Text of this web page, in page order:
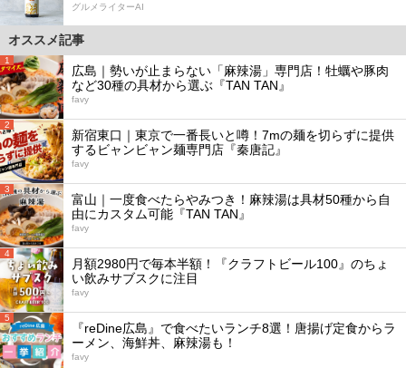
グルメライターAI
オススメ記事
1
広島｜勢いが止まらない「麻辣湯」専門店！牡蠣や豚肉
など30種の具材から選ぶ『TAN TAN』
favy
2
新宿東口｜東京で一番長いと噂！7mの麺を切らずに提供
するビャンビャン麺専門店『秦唐記』
favy
3
富山｜一度食べたらやみつき！麻辣湯は具材50種から自
由にカスタム可能『TAN TAN』
favy
4
月額2980円で毎本半額！『クラフトビール100』のちょ
い飲みサブスクに注目
favy
5
『reDine広島』で食べたいランチ8選！唐揚げ定食からラ
ーメン、海鮮丼、麻辣湯も！
favy